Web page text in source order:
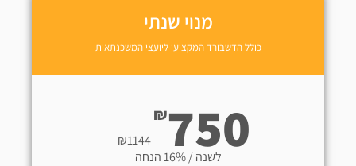
מנוי שנתי
כולל הדשבורד המקצועי ליועצי המשכנתאות
₪1144
₪750
לשנה / 16% הנחה